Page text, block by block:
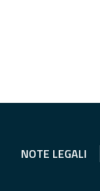
NOTE LEGALI